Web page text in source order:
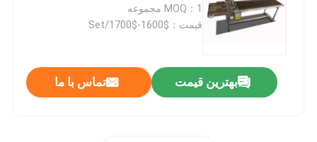
دستگاه پیجینگ
حمل کننده چاپگر جوهر
MOQ：1 مجموعه
قیمت：$1600-$1700/Set
بهترین قیمت تماس با ما